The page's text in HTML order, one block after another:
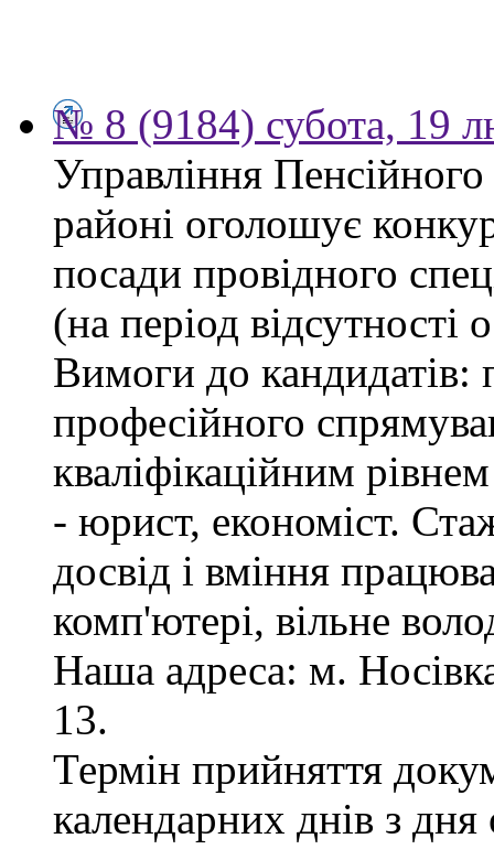
№ 8 (9184) субота, 19
Управління
районі оголошує
посади провідного
(на період відсутності
Вимоги до кандидатів:
професійного
кваліфікаційним
- юрист, економіст.
досвід і вміння
комп'ютері, вільне
Наша адреса: м.
13.
Термін прийняття
календарних днів з